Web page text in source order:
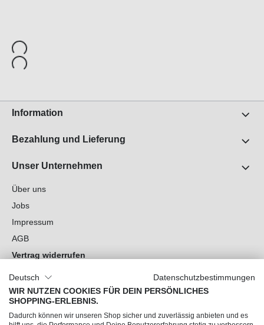
Information
Bezahlung und Lieferung
Unser Unternehmen
Über uns
Jobs
Impressum
AGB
Vertrag widerrufen
Cookie-Einstellungen
Du hast Fragen?
Deutsch
Datenschutzbestimmungen
WIR NUTZEN COOKIES FÜR DEIN PERSÖNLICHES
SHOPPING-ERLEBNIS.
Dadurch können wir unseren Shop sicher und zuverlässig anbieten und es